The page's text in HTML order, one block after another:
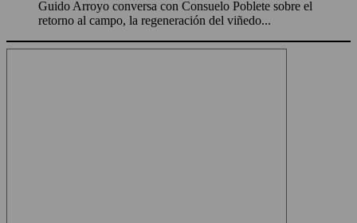
Guido Arroyo conversa con Consuelo Poblete sobre el
retorno al campo, la regeneración del viñedo...